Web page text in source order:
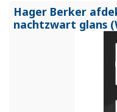
Hager Berker
nachtzwart glans